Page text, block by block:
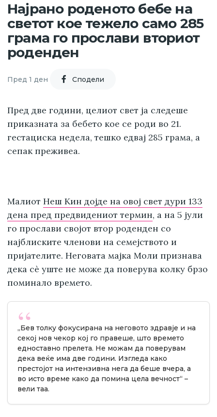
Најрано роденото бебе на
светот кое тежело само 285
грама го прослави вториот
роденден
Пред 1 ден Cподели
Пред две години, целиот свет ја следеше
приказната за бебето кое се роди во 21.
гестациска недела, тешко едвај 285 грама, а
сепак преживеа.
Малиот Неш Кин дојде на овој свет дури 133
дена пред предвидениот термин, а на 5 јули
го прослави својот втор роденден со
најблиските членови на семејството и
пријателите. Неговата мајка Моли признава
дека сè уште не може да поверува колку брзо
поминало времето.
„Бев толку фокусирана на неговото здравје и на
секој нов чекор кој го правеше, што времето
едноставно прелета. Не можам да поверувам
дека веќе има две години. Изгледа како
престојот на интензивна нега да беше вчера, а
во исто време како да помина цела вечност“ –
вели таа.